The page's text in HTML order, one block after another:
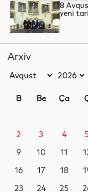
Siyasət
8
yeni
Siyasət 07
Dünya
ÜST
07
Arxiv
B Be Ça
2
3 4
9
10 11
16
17 18
23
24 25